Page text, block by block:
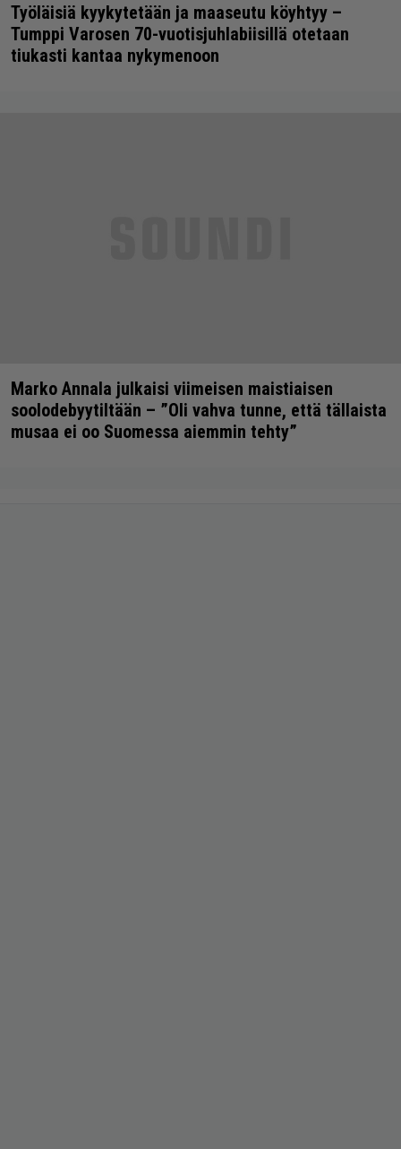
Työläisiä kyykytetään ja maaseutu köyhtyy –
Tumppi Varosen 70-vuotisjuhlabiisillä otetaan
tiukasti kantaa nykymenoon
Marko Annala julkaisi viimeisen maistiaisen
soolodebyytiltään – ”Oli vahva tunne, että tällaista
musaa ei oo Suomessa aiemmin tehty”